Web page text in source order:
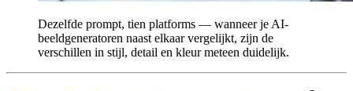
Dezelfde prompt, tien platforms — wanneer je AI-
beeldgeneratoren naast elkaar vergelijkt, zijn de
verschillen in stijl, detail en kleur meteen duidelijk.